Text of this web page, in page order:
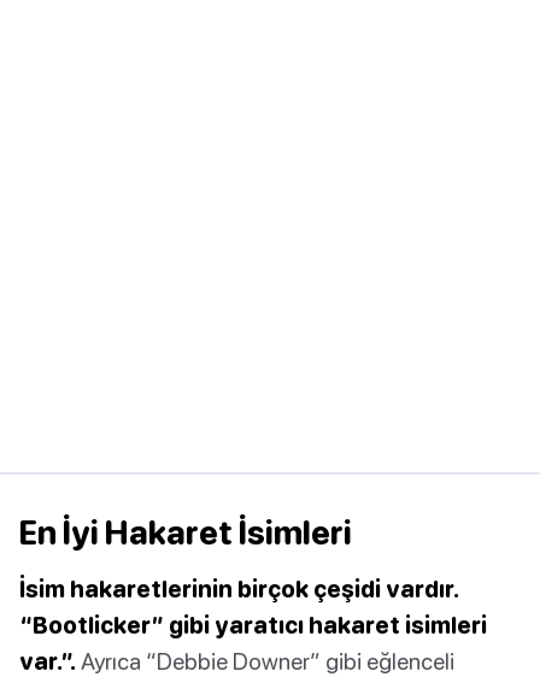
En İyi Hakaret İsimleri
İsim hakaretlerinin birçok çeşidi vardır.
“Bootlicker” gibi yaratıcı hakaret isimleri
var.”. Ayrıca “Debbie Downer” gibi eğlenceli